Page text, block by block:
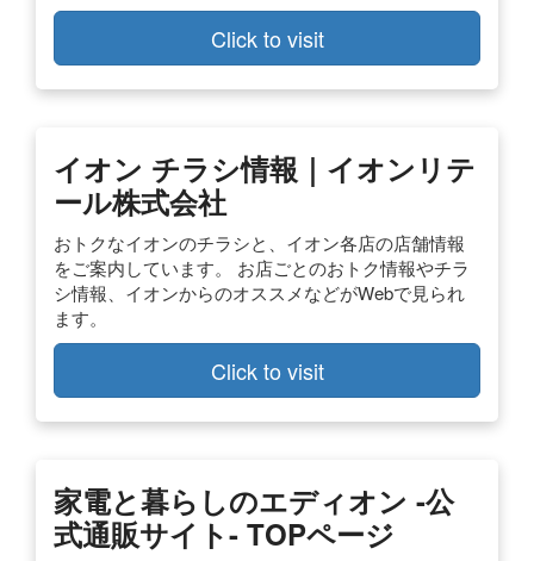
Click to visit
イオン チラシ情報｜イオンリテ
ール株式会社
おトクなイオンのチラシと、イオン各店の店舗情報
をご案内しています。 お店ごとのおトク情報やチラ
シ情報、イオンからのオススメなどがWebで見られ
ます。
Click to visit
家電と暮らしのエディオン -公
式通販サイト- TOPページ